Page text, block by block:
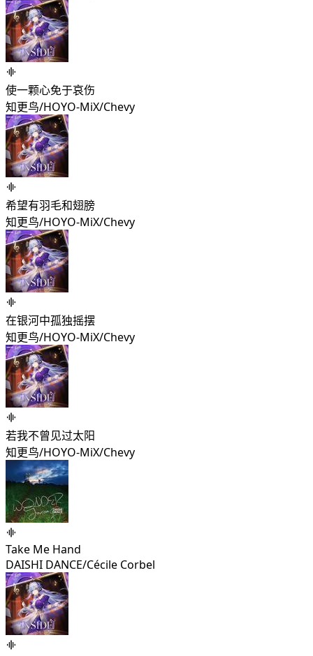
使一颗心免于哀伤
知更鸟/HOYO-MiX/Chevy
希望有羽毛和翅膀
知更鸟/HOYO-MiX/Chevy
在银河中孤独摇摆
知更鸟/HOYO-MiX/Chevy
若我不曾见过太阳
知更鸟/HOYO-MiX/Chevy
Take Me Hand
DAISHI DANCE/Cécile Corbel